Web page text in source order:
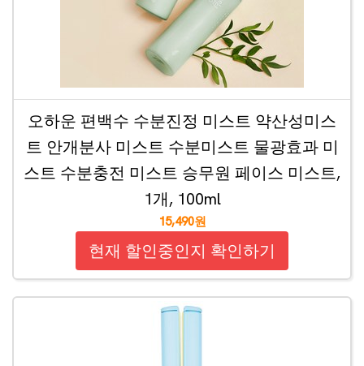
오하운 편백수 수분진정 미스트 약산성미스
트 안개분사 미스트 수분미스트 물광효과 미
스트 수분충전 미스트 승무원 페이스 미스트,
1개, 100ml
15,490원
현재 할인중인지 확인하기